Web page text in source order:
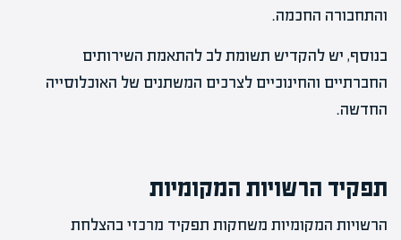
והתחבורה החכמה.
בנוסף, יש להקדיש תשומת לב להתאמת השירותים
החברתיים והחינוכיים לצרכים המשתנים של האוכלוסייה
החדשה.
תפקיד הרשויות המקומיות
הרשויות המקומיות משחקות תפקיד מרכזי בהצלחת